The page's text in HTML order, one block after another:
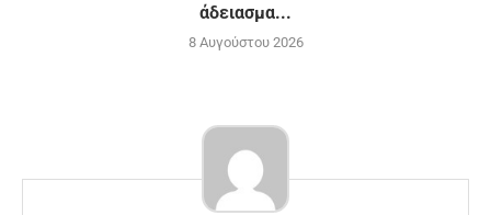
άδειασμα...
8 Αυγούστου 2026